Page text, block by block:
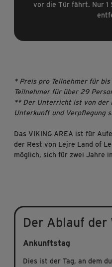
vor die Tür fährt. Nur 1
* Preis pro Teilnehmer für
Teilnehmer für über 29
** Der Unterricht ist von der
Unterkunft und Verpflegung
Das VIKING AREA ist für
der Rest von Lejre Land of
möglich, sich für zwei Jahre
Der Ablauf der
Ankunftstag
Dies ist der Tag, an dem